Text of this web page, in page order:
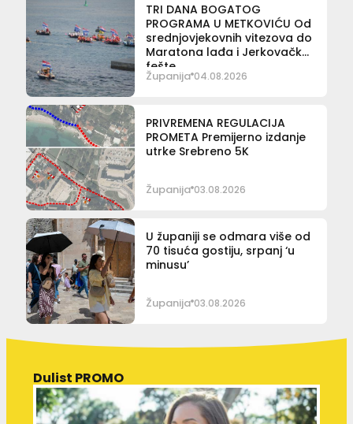
TRI DANA BOGATOG
PROGRAMA U METKOVIĆU Od
srednjovjekovnih vitezova do
Maratona lađa i Jerkovačke
fešte
Županija 04.08.2026
PRIVREMENA REGULACIJA
PROMETA Premijerno izdanje
utrke Srebreno 5K
Županija 03.08.2026
U županiji se odmara više od
70 tisuća gostiju, srpanj ‘u
minusu’
Županija 03.08.2026
Dulist PROMO